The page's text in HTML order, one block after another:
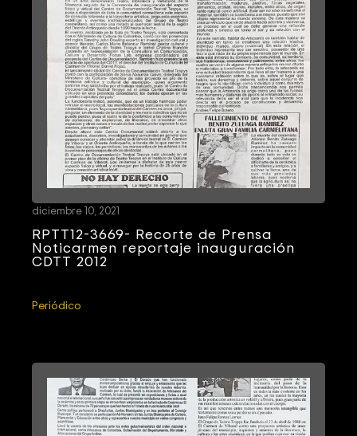
RPTT12-3669- Recorte de Prensa
Noticarmen reportaje inauguración
CDTT 2012
diciembre 10, 2021
Periódico